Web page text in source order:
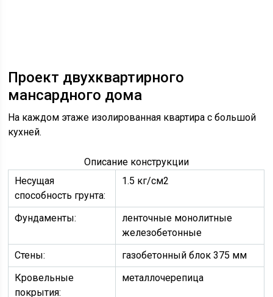
Проект двухквартирного
мансардного дома
На каждом этаже изолированная квартира с большой
кухней.
Описание конструкции
Несущая
способность грунта:
1.5 кг/см2
Фундаменты:
ленточные монолитные
железобетонные
Стены:
газобетонный блок 375 мм
Кровельные
покрытия:
металлочерепица